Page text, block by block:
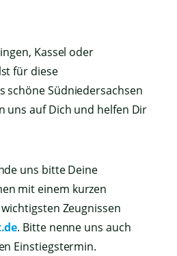
Kassel oder
für diese
schöne Südniedersachsen
uns auf Dich und helfen Dir
uns bitte Deine
mit einem kurzen
Zeugnissen
. Bitte nenne uns auch
Einstiegstermin.